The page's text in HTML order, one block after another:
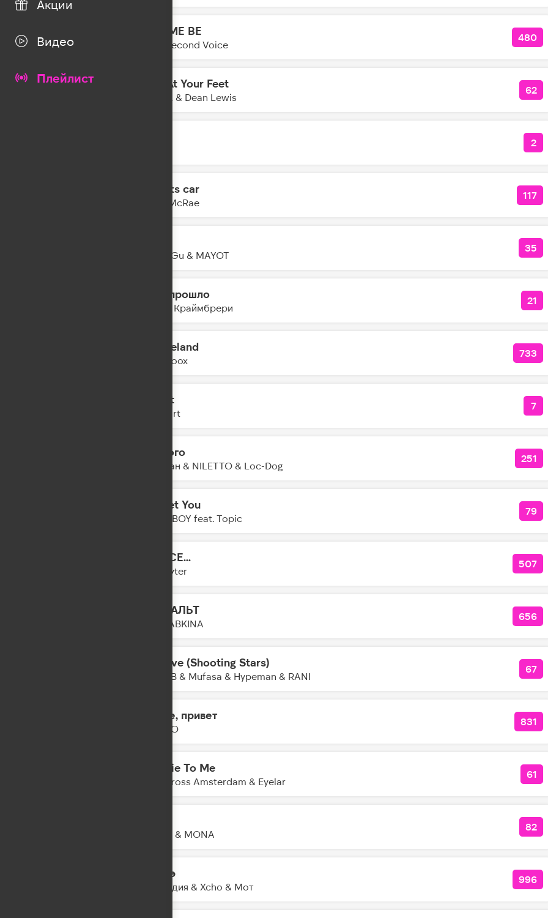
Акции
Видео
Плейлист
17:01 LET ME BE
The Second Voice
480
Fall At Your Feet
CYRIL & Dean Lewis
62
2
Sports car
Tate McRae
117
Mary Gu & MAYOT
35
Всё прошло
Мари Краймбрери
21
Graceland
Yearboox
733
Say It
AtHeart
7
Дорого
Джиган & NILETTO & Loc-Dog
251
Forget You
FAST BOY feat. Topic
79
DANCE...
Slayyyter
507
АСФАЛЬТ
SERYABKINA
656
Believe (Shooting Stars)
R3HAB & Mufasa & Hypeman & RANI
67
Море, привет
DABRO
831
Mr. Lie To Me
Kris Kross Amsterdam & Eyelar
61
Баста & MONA
82
Шадэ
By Индия & Xcho & Мот
996